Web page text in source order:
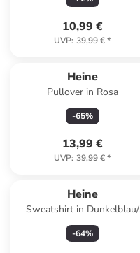
10,99 €
UVP: 39,99 €*
Heine
Pullover in Rosa
-65%
13,99 €
UVP: 39,99 €*
Heine
Sweatshirt in Dunkelblau/
Weiß
-64%